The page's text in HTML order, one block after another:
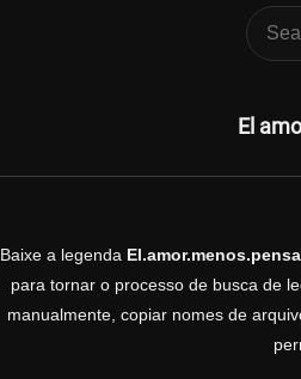
El
Baixe a legenda
para tornar o processo de busca de
manualmente, copiar nomes de